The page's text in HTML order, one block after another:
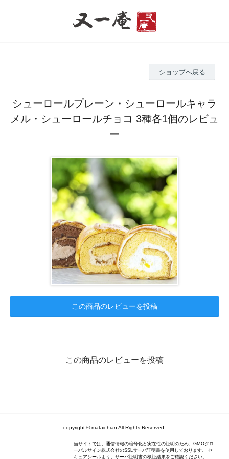
ショップへ戻る
シューロールプレーン・シューロールキャラ
メル・シューロールチョコ 3種各1個のレビュ
ー
この商品のレビューを投稿
この商品のレビューを投稿
copyright © mataichian All Rights Reserved.
当サイトでは、通信情報の暗号化と実在性の証明のため、GMOグロ
ーバルサイン株式会社のSSLサーバ証明書を使用しております。 セ
キュアシールより、サーバ証明書の検証結果をご確認ください。